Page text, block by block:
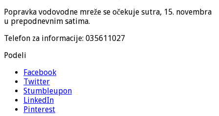
Popravka vodovodne mreže se očekuje sutra, 15. novembra
u prepodnevnim satima.
Telefon za informacije: 035611027
Podeli
Facebook
Twitter
Stumbleupon
LinkedIn
Pinterest